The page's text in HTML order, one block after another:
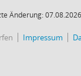
Änderung:
Impressum